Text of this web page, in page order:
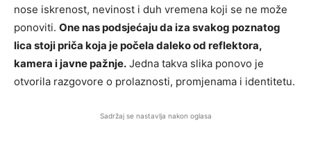
nose iskrenost, nevinost i duh vremena koji se ne može
ponoviti. One nas podsjećaju da iza svakog poznatog
lica stoji priča koja je počela daleko od reflektora,
kamera i javne pažnje. Jedna takva slika ponovo je
otvorila razgovore o prolaznosti, promjenama i identitetu.
Sadržaj se nastavlja nakon oglasa